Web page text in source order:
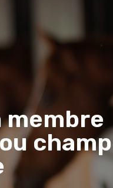
membre
champ